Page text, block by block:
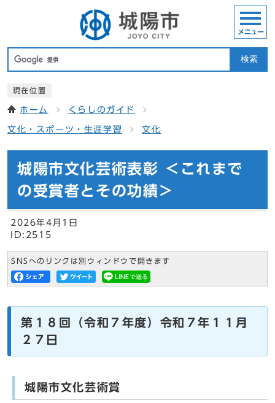
検索
メニュー
現在位置
ホーム くらしのガイド
文化・スポーツ・生涯学習 文化
城陽市文化芸術表彰 ＜これまで
の受賞者とその功績＞
2026年4月1日
ID:2515
SNSへのリンクは別ウィンドウで開きます
第１８回（令和７年度）令和７年１１月
２７日
城陽市文化芸術賞